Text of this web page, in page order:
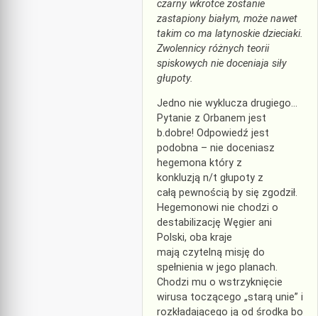
czarny wkrotce zostanie
zastapiony białym, może nawet
takim co ma latynoskie dzieciaki.
Zwolennicy różnych teorii
spiskowych nie doceniaja siły
głupoty.
Jedno nie wyklucza drugiego…
Pytanie z Orbanem jest
b.dobre! Odpowiedź jest
podobna – nie doceniasz
hegemona który z
konkluzją n/t głupoty z
całą pewnością by się zgodził.
Hegemonowi nie chodzi o
destabilizację Węgier ani
Polski, oba kraje
mają czytelną misję do
spełnienia w jego planach.
Chodzi mu o wstrzyknięcie
wirusa toczącego „starą unie” i
rozkładającego ją od środka bo